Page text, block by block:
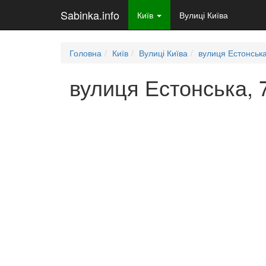
Sabinka.info Київ Вулиці Київа
Головна Київ Вулиці Київа вулиця
вулиця Естонська,